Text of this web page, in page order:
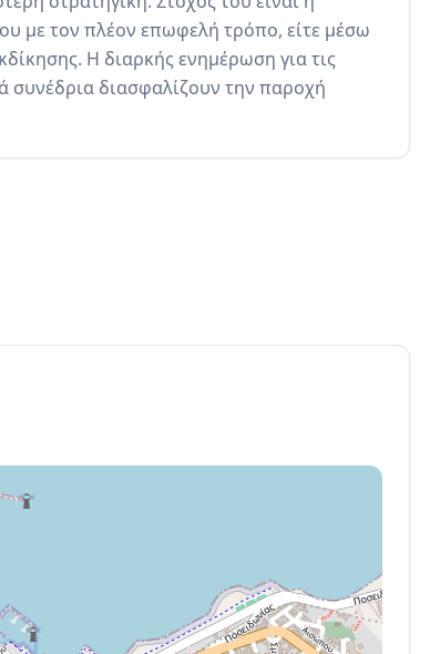
με τον πλέον επωφελή τρόπο, είτε μέσω
Η διαρκής ενημέρωση για τις
συνέδρια διασφαλίζουν την παροχή